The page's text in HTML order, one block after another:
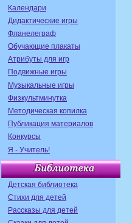
Календари
Дидактические игры
Фланелеграф
Обучающие плакаты
Атрибуты для игр
Подвижные игры
Музыкальные игры
Физкультминутка
Методическая копилка
Публикация материалов
Конкурсы
Я - Учитель!
Детская библиотека
Стихи для детей
Рассказы для детей